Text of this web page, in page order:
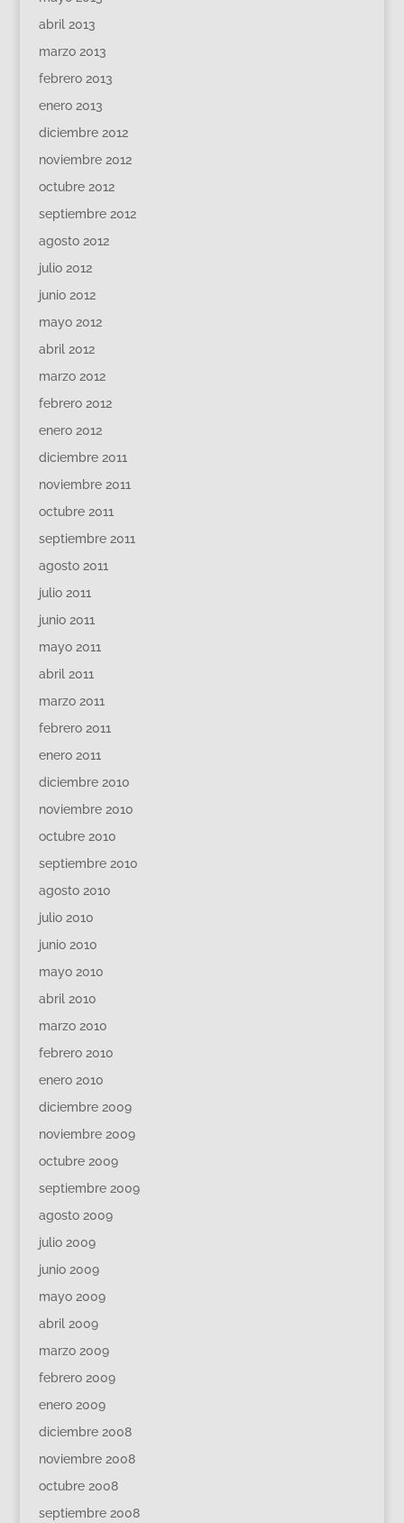
abril 2013
marzo 2013
febrero 2013
enero 2013
diciembre 2012
noviembre 2012
octubre 2012
septiembre 2012
agosto 2012
julio 2012
junio 2012
mayo 2012
abril 2012
marzo 2012
febrero 2012
enero 2012
diciembre 2011
noviembre 2011
octubre 2011
septiembre 2011
agosto 2011
julio 2011
junio 2011
mayo 2011
abril 2011
marzo 2011
febrero 2011
enero 2011
diciembre 2010
noviembre 2010
octubre 2010
septiembre 2010
agosto 2010
julio 2010
junio 2010
mayo 2010
abril 2010
marzo 2010
febrero 2010
enero 2010
diciembre 2009
noviembre 2009
octubre 2009
septiembre 2009
agosto 2009
julio 2009
junio 2009
mayo 2009
abril 2009
marzo 2009
febrero 2009
enero 2009
diciembre 2008
noviembre 2008
octubre 2008
septiembre 2008